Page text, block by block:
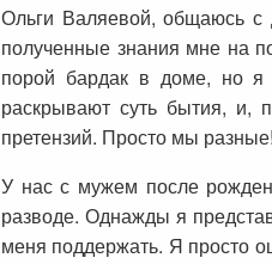
Ольги Валяевой, общаюсь с
полученные знания мне на
порой бардак в доме, но я
раскрывают суть бытия, и,
претензий. Просто мы разные!
У нас с мужем после
разводе. Однажды я
меня поддержать. Я просто